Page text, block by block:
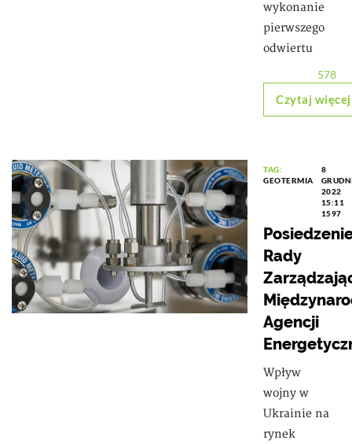
wykonanie
pierwszego
odwiertu
578
Czytaj więcej
TAG:
GEOTERMIA
8
2022
15:11
1597
Rady
Agencji
Wpływ
wojny w
Ukrainie na
rynek